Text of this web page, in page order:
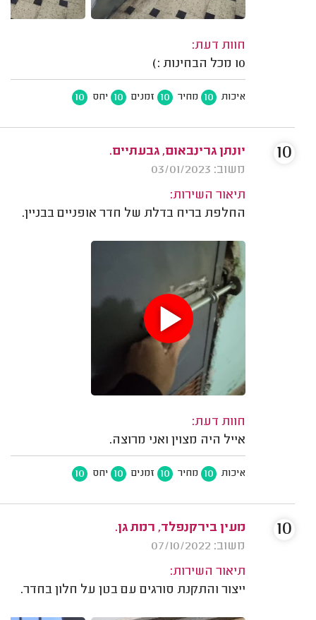
חוות דעת:
10 מכל הבחינות :)
איכות 10 מחיר 10 זמנים 10 יחס 10
יונתן גרינבאום, גבעתיים.
משוב: 03/01/2023
תיאור השירות:
החלפת בריח בדלת של חדר אופניים בבניין.
חוות דעת:
אייל היה מצוין ואני מרוצה.
איכות 10 מחיר 10 זמנים 10 יחס 10
10
מעין בירקנפלד, רמת גן.
משוב: 07/10/2022
תיאור השירות:
ייצור והתקנת סורגים עם בטן על חלון בחדר.
10